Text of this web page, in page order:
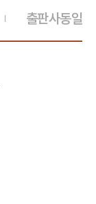
출판사동일